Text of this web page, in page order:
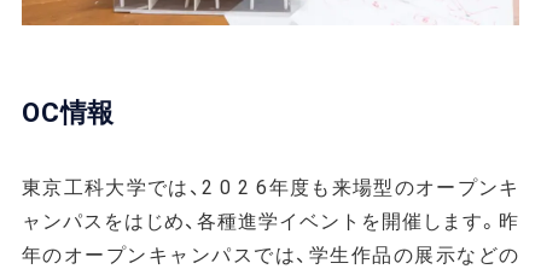
OC情報
東京工科大学では、2 0 2 6年度も来場型のオープンキ
ャンパスをはじめ、各種進学イベントを開催します。昨
年のオープンキャンパスでは、学生作品の展示などの